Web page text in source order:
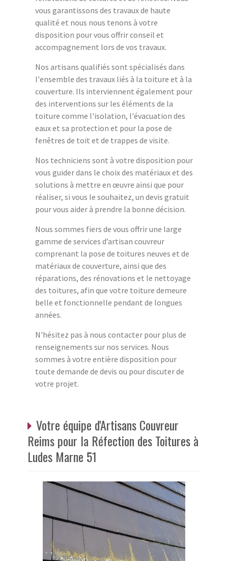
vous garantissons des travaux de haute
qualité et nous nous tenons à votre
disposition pour vous offrir conseil et
accompagnement lors de vos travaux.
Nos artisans qualifiés sont spécialisés dans
l'ensemble des travaux liés à la toiture et à la
couverture. Ils interviennent également pour
des interventions sur les éléments de la
toiture comme l'isolation, l'évacuation des
eaux et sa protection et pour la pose de
fenêtres de toit et de trappes de visite.
Nos techniciens sont à votre disposition pour
vous guider dans le choix des matériaux et des
solutions à mettre en œuvre ainsi que pour
réaliser, si vous le souhaitez, un devis gratuit
pour vous aider à prendre la bonne décision.
Nous sommes fiers de vous offrir une large
gamme de services d’artisan couvreur
comprenant la pose de toitures neuves et de
matériaux de couverture, ainsi que des
réparations, des rénovations et le nettoyage
des toitures, afin que votre toiture demeure
belle et fonctionnelle pendant de longues
années.
N'hésitez pas à nous contacter pour plus de
renseignements sur nos services. Nous
sommes à votre entière disposition pour
toute demande de devis ou pour discuter de
votre projet.
Votre équipe d'Artisans Couvreur
Reims pour la Réfection des Toitures à
Ludes Marne 51